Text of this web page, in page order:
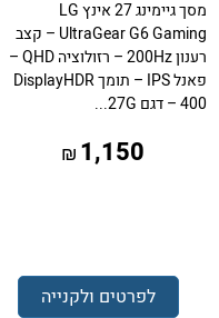
מסך גיימינג 27 אינץ LG
UltraGear G6 Gaming – קצב
רענון 200Hz – רזולוציה QHD –
פאנל IPS – תומך DisplayHDR
400 – דגם 27G...
1,150
₪
לפרטים ולקנייה